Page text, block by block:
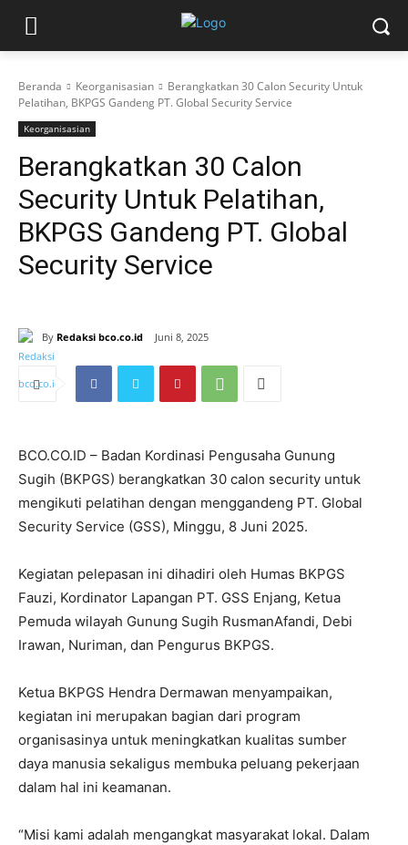
Beranda Keorganisasian
Berangkatkan 30 Calon Security Untuk
Pelatihan, BKPGS Gandeng PT. Global Security Service
Keorganisasian
Berangkatkan 30 Calon
Security Untuk Pelatihan,
BKPGS Gandeng PT. Global
Security Service
By Redaksi bco.co.id Juni 8, 2025
BCO.CO.ID – Badan Kordinasi Pengusaha Gunung
Sugih (BKPGS) berangkatkan 30 calon security untuk
mengikuti pelatihan dengan menggandeng PT. Global
Security Service (GSS), Minggu, 8 Juni 2025.
Kegiatan pelepasan ini dihadiri oleh Humas BKPGS
Fauzi, Kordinator Lapangan PT. GSS Enjang, Ketua
Pemuda wilayah Gunung Sugih RusmanAfandi, Debi
Irawan, Nuriman, dan Pengurus BKPGS.
Ketua BKPGS Hendra Dermawan menyampaikan,
kegiatan ini merupakan bagian dari program
organisasinya untuk meningkatkan kualitas sumber
daya manusia sekaligus membuka peluang pekerjaan
dalam hal ini keamanan.
“Misi kami adalah mengangkat masyarakat lokal. Dalam